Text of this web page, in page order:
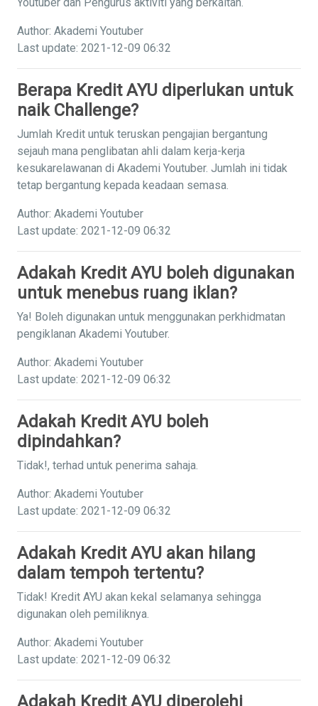
Author: Akademi Youtuber
Last update: 2021-12-09 06:32
Berapa Kredit AYU diperlukan untuk
naik Challenge?
Jumlah Kredit untuk teruskan pengajian bergantung
sejauh mana penglibatan ahli dalam kerja-kerja
kesukarelawanan di Akademi Youtuber. Jumlah ini tidak
tetap bergantung kepada keadaan semasa.
Author: Akademi Youtuber
Last update: 2021-12-09 06:32
Adakah Kredit AYU boleh digunakan
untuk menebus ruang iklan?
Ya! Boleh digunakan untuk menggunakan perkhidmatan
pengiklanan Akademi Youtuber.
Author: Akademi Youtuber
Last update: 2021-12-09 06:32
Adakah Kredit AYU boleh
dipindahkan?
Tidak!, terhad untuk penerima sahaja.
Author: Akademi Youtuber
Last update: 2021-12-09 06:32
Adakah Kredit AYU akan hilang
dalam tempoh tertentu?
Tidak! Kredit AYU akan kekal selamanya sehingga
digunakan oleh pemiliknya.
Author: Akademi Youtuber
Last update: 2021-12-09 06:32
Adakah Kredit AYU diperolehi